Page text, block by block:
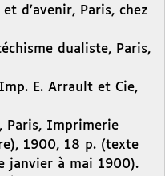
d’avenir, Paris, chez
dualiste, Paris,
E. Arrault et Cie,
, Paris, Imprimerie
1900, 18 p. (texte
janvier à mai 1900).